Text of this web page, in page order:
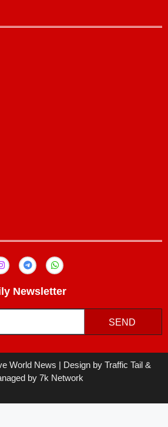
Newsletter
SEND
World News | Design by Traffic Tail &
by 7k Network